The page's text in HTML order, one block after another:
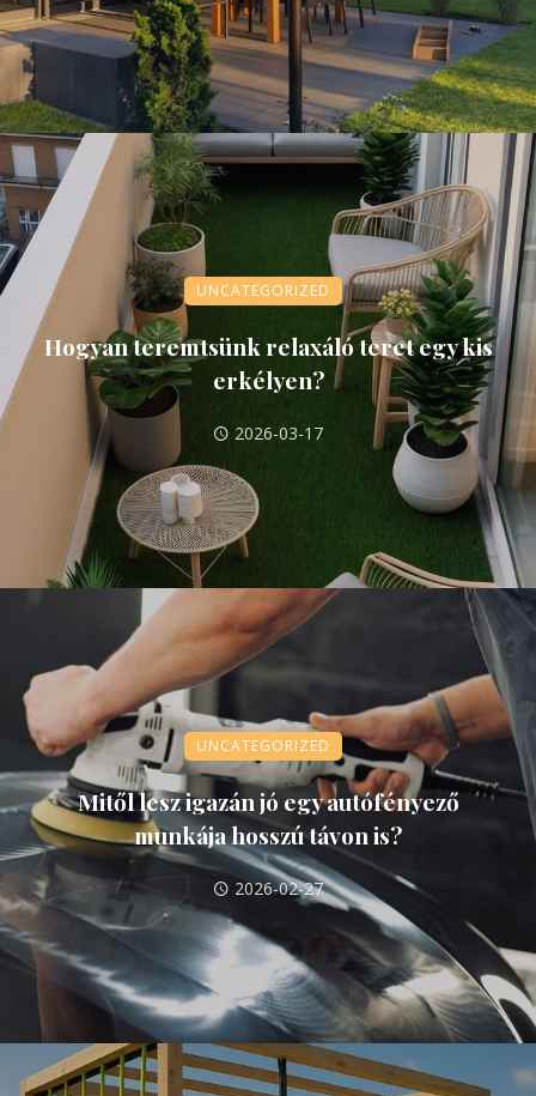
UNCATEGORIZED
Hogyan teremtsünk relaxáló teret egy kis
erkélyen?
2026-03-17
UNCATEGORIZED
Mitől lesz igazán jó egy autófényező
munkája hosszú távon is?
2026-02-27